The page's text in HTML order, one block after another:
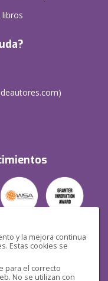
y la mejora continua
Estas cookies se
para el correcto
No se utilizan con
libros
)